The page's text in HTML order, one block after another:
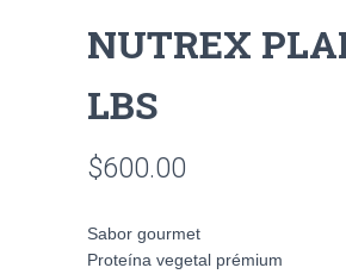
NUTREX
LBS
$600.00
Sabor gourmet
Proteína vegetal prémium